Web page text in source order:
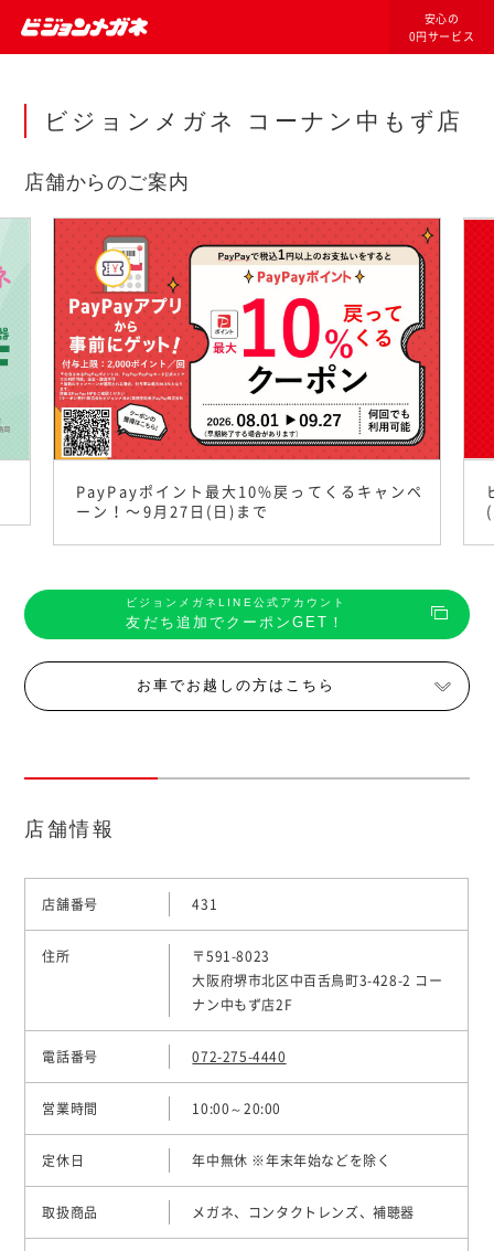
安心の
0円サービス
ビジョンメガネ コーナン中もず店
店舗からのご案内
PayPayポイント最大10%戻ってくるキャンペ
ーン！〜9月27日(日)まで
ビジョンメガネLINE公式アカウント
友だち追加でクーポンGET！
お車でお越しの方はこちら
店舗情報
店舗番号 431
住所
〒591-8023
大阪府堺市北区中百舌鳥町3-428-2 コー
ナン中もず店2F
電話番号 072-275-4440
営業時間 10:00～20:00
定休日 年中無休 ※年末年始などを除く
取扱商品 メガネ、コンタクトレンズ、補聴器